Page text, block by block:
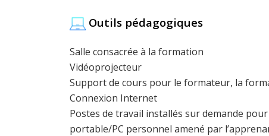
Outils pédagogiques
Salle consacrée à la formation
Vidéoprojecteur
Support de cours pour le formateur, la
Connexion Internet
Postes de travail installés sur demande
portable/PC personnel amené par